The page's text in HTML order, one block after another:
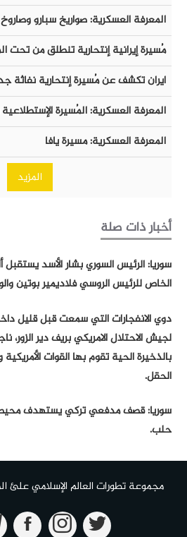
المعرفة العسكرية: صواريخ سبارو
مُسيرة إيرانية إنتحارية تنطلق من تحت
ايران تكشف عن مُسيرة إنتحارية نفاثة جديدة:
المعرفة العسكرية: المُسيرة الإستطلاعية
المعرفة العسكرية: مسيرة يافا
المزيد
أخبار ذات صلة
سوريا: الرئيس السوري بشار الأسد يستقبل
الخاص للرئيس الروسي فلاديمير بوتين
دوي الانفجارات التي سمعت قبل قليل
لجيش الاحتلال الامريكي بريف دير
بالذخيرة الحية تقوم بها القوات
الحقل.
سوريا: قصف مدفعي تركي يستهدف
حلب.
مجموعة تطورات العالم الإسلامي علئ